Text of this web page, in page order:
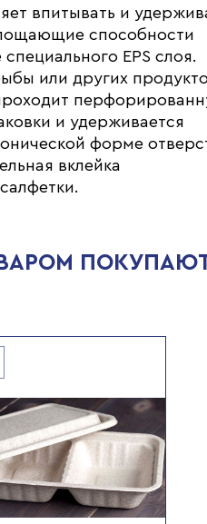
впитывать и
способности
EPS слоя.
или других
и удерживается
форме
вклейка